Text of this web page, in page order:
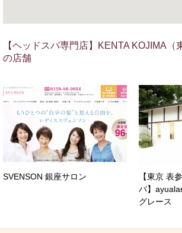
【ヘッドスパ専門店】KENTA KOJIMA（
の店舗
SVENSON 銀座サロン
【東京 表
パ】
グレース